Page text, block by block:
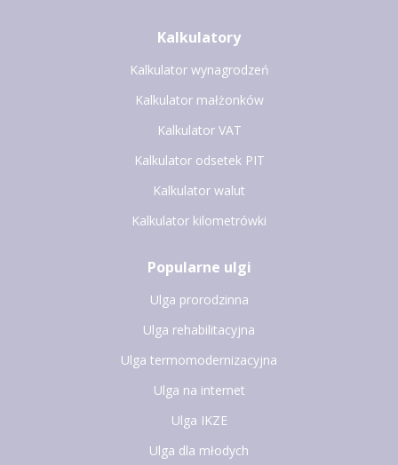
Kalkulatory
Kalkulator wynagrodzeń
Kalkulator małżonków
Kalkulator VAT
Kalkulator odsetek PIT
Kalkulator walut
Kalkulator kilometrówki
Popularne ulgi
Ulga prorodzinna
Ulga rehabilitacyjna
Ulga termomodernizacyjna
Ulga na internet
Ulga IKZE
Ulga dla młodych